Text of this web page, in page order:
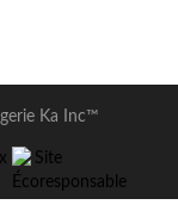
Ka Inc™